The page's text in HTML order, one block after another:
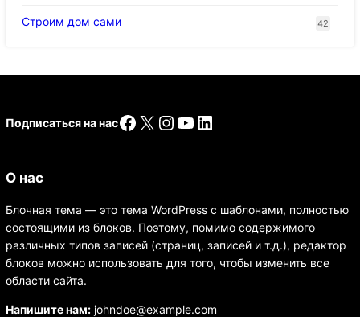
Строим дом сами 42
Подписаться на насFacebook
X Instagram
YouTube
LinkedIn
О нас
Блочная тема — это тема WordPress с шаблонами, полностью
состоящими из блоков. Поэтому, помимо содержимого
различных типов записей (страниц, записей и т.д.), редактор
блоков можно использовать для того, чтобы изменить все
области сайта.
Напишите нам:johndoe@example.com